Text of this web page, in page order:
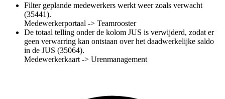
Filter geplande medewerkers werkt weer zoals verwacht
(35441).
Medewerkerportaal -> Teamrooster
De totaal telling onder de kolom JUS is verwijderd, zodat er
geen verwarring kan ontstaan over het daadwerkelijke saldo
in de JUS (35064).
Medewerkerkaart -> Urenmanagement